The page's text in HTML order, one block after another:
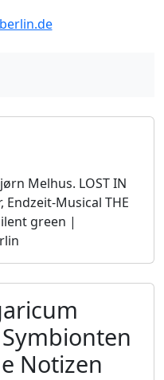
Melhus. LOST IN
Endzeit-Musical THE
green |
Notizen